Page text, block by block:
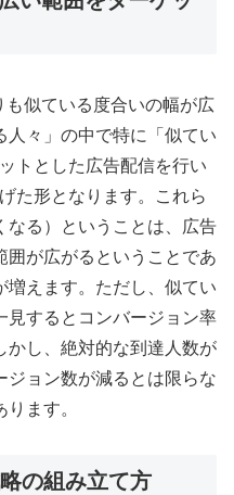
も似ている度合いの幅が広
人々」の中で特に「似てい
トとした広告配信を行い
た形となります。これら
なる）ということは、広告
囲が広がるということであ
増えます。ただし、似てい
見するとコンバージョン率
かし、絶対的な到達人数が
ジョン数が減るとは限らな
ます。
の組み立て方